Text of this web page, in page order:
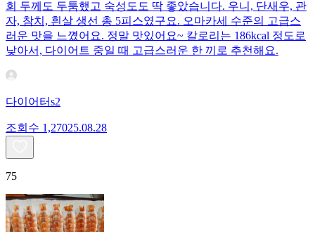
회 두께도 두툼했고 숙성도도 딱 좋았습니다. 우니, 단새우, 관
자, 참치, 흰살 생선 총 5피스였구요. 오마카세 수준의 고급스
러운 맛을 느꼈어요. 정말 맛있어요~ 칼로리는 186kcal 정도로
낮아서, 다이어트 중일 때 고급스러운 한 끼로 추천해요.
다이어터s2
조회수 1,27025.08.28
75